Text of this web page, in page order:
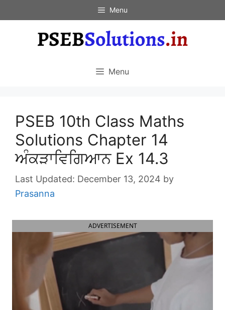
to
Menu
Menu
PSEB 10th Class Maths
Solutions Chapter 14
ਅੰਕੜਾਵਿਗਿਆਨ Ex 14.3
December 13, 2024 by
Prasanna
ADVERTISEMENT